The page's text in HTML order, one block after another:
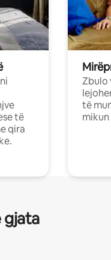
të
qira
Zbulo
të
gjata